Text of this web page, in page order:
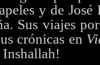
y de
Sus viajes
crónicas en